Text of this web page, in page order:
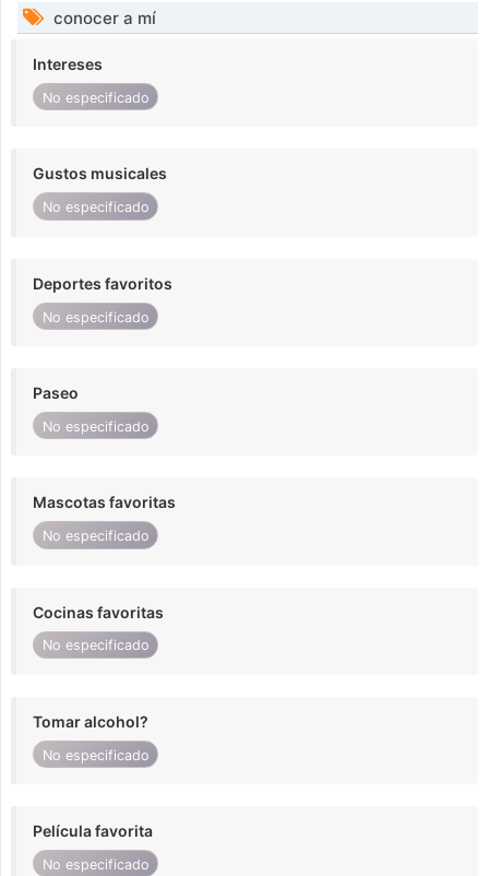
conocer a mí
Intereses
No especificado
Gustos musicales
No especificado
Deportes favoritos
No especificado
Paseo
No especificado
Mascotas favoritas
No especificado
Cocinas favoritas
No especificado
Tomar alcohol?
No especificado
Película favorita
No especificado